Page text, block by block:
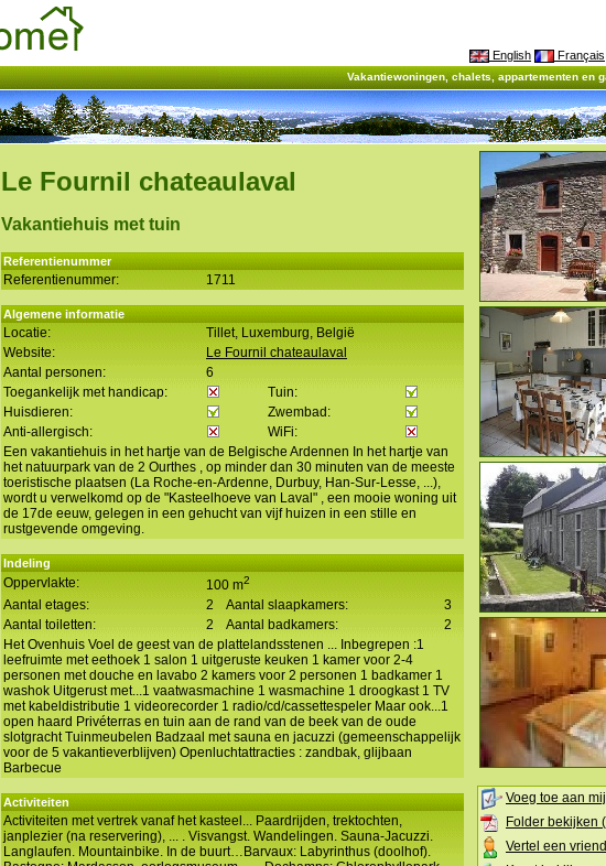
English Français
Vakantiewoningen, chalets, appartementen en
Voeg toe aan
Folder bekijken
Vertel een vriend
Le Fournil chateaulaval
Vakantiehuis met tuin
Referentienummer
Referentienummer: 1711
Algemene informatie
Locatie:
Tillet, Luxemburg, België
Website:
Le Fournil chateaulaval
Aantal personen:
6
Toegankelijk met handicap:
Tuin:
Huisdieren:
Zwembad:
Anti-allergisch:
WiFi:
Een vakantiehuis in het hartje van de Belgische Ardennen In het hartje van
het natuurpark van de 2 Ourthes , op minder dan 30 minuten van de meeste
toeristische plaatsen (La Roche-en-Ardenne, Durbuy, Han-Sur-Lesse, ...),
wordt u verwelkomd op de "Kasteelhoeve van Laval" , een mooie woning uit
de 17de eeuw, gelegen in een gehucht van vijf huizen in een stille en
rustgevende omgeving.
Indeling
Oppervlakte: 100 m2
Aantal etages: 2 Aantal slaapkamers:
3
Aantal toiletten:
2 Aantal badkamers:
2
Het Ovenhuis Voel de geest van de plattelandsstenen ... Inbegrepen :1
leefruimte met eethoek 1 salon 1 uitgeruste keuken 1 kamer voor 2-4
personen met douche en lavabo 2 kamers voor 2 personen 1 badkamer 1
washok Uitgerust met...1 vaatwasmachine 1 wasmachine 1 droogkast 1 TV
met kabeldistributie 1 videorecorder 1 radio/cd/cassettespeler Maar ook...1
open haard Privéterras en tuin aan de rand van de beek van de oude
slotgracht Tuinmeubelen Badzaal met sauna en jacuzzi (gemeenschappelijk
voor de 5 vakantieverblijven) Openluchtattracties : zandbak, glijbaan
Barbecue
Activiteiten
Activiteiten met vertrek vanaf het kasteel... Paardrijden, trektochten,
janplezier (na reservering), ... . Visvangst. Wandelingen. Sauna-Jacuzzi.
Langlaufen. Mountainbike. In de buurt…Barvaux: Labyrinthus (doolhof).